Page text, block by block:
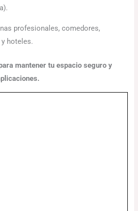
profesionales, comedores,
hoteles.
mantener tu espacio seguro y